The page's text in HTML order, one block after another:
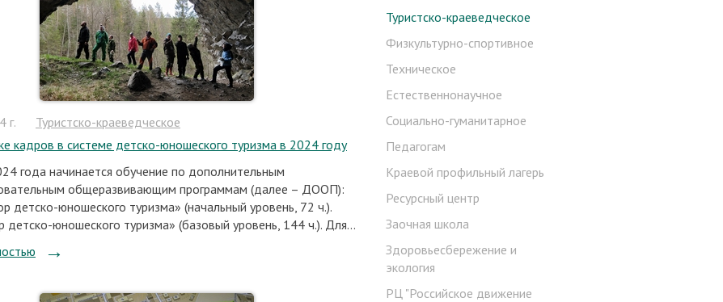
г.
Туристско-краеведческое
кадров в системе детско-юношеского туризма в 2024 году
года начинается обучение по дополнительным
общеразвивающим программам (далее – ДООП):
детско-юношеского туризма» (начальный уровень, 72 ч.).
детско-юношеского туризма» (базовый уровень, 144 ч.). Для...
Туристско-краеведческое
Физкультурно-спортивное
Техническое
Естественнонаучное
Социально-гуманитарное
Педагогам
Краевой профильный лагерь
Ресурсный центр
Заочная школа
Здоровьесбережение и
экология
РЦ "Российское движение